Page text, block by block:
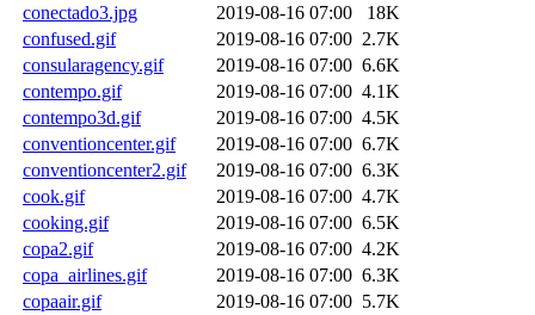
conectado3.jpg
2019-08-16 07:00
18K
confused.gif
2019-08-16 07:00 2.7K
consularagency.gif
2019-08-16 07:00 6.6K
contempo.gif
2019-08-16 07:00 4.1K
contempo3d.gif
2019-08-16 07:00 4.5K
conventioncenter.gif
2019-08-16 07:00 6.7K
conventioncenter2.gif
2019-08-16 07:00 6.3K
cook.gif
2019-08-16 07:00 4.7K
cooking.gif
2019-08-16 07:00 6.5K
copa2.gif
2019-08-16 07:00 4.2K
copa_airlines.gif
2019-08-16 07:00 6.3K
copaair.gif
2019-08-16 07:00 5.7K